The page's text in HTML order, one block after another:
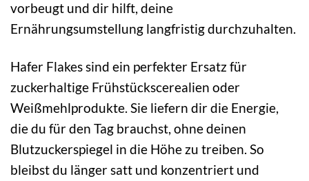
vorbeugt und dir hilft, deine
Ernährungsumstellung langfristig durchzuhalten.
Hafer Flakes sind ein perfekter Ersatz für
zuckerhaltige Frühstückscerealien oder
Weißmehlprodukte. Sie liefern dir die Energie,
die du für den Tag brauchst, ohne deinen
Blutzuckerspiegel in die Höhe zu treiben. So
bleibst du länger satt und konzentriert und